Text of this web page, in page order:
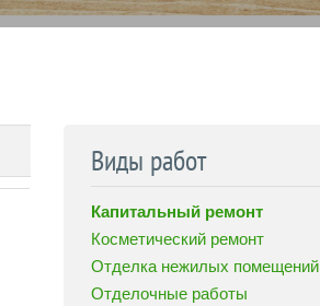
Виды работ
Капитальный ремонт
Косметический ремонт
Отделка нежилых помещений
Отделочные работы